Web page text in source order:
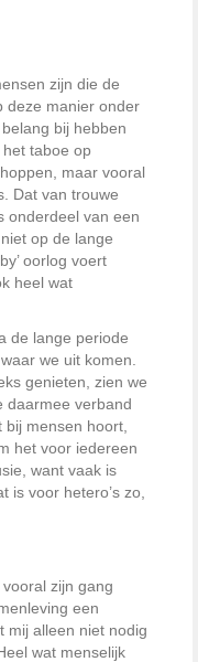
zijn die de
deze manier onder
bij hebben
taboe op
maar vooral
Dat van trouwe
onderdeel van een
op de lange
oorlog voert
heel wat
de lange periode
we uit komen.
genieten, zien we
daarmee verband
mensen hoort,
het voor iedereen
want vaak is
is voor hetero’s zo,
zijn gang
een
mij alleen niet nodig
wat menselijk